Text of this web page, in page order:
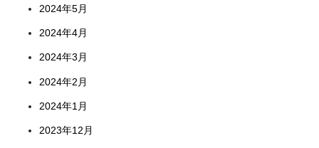
2024年5月
2024年4月
2024年3月
2024年2月
2024年1月
2023年12月